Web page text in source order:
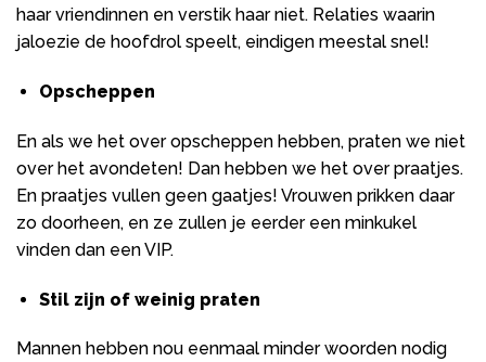
haar vriendinnen en verstik haar niet. Relaties waarin
jaloezie de hoofdrol speelt, eindigen meestal snel!
Opscheppen
En als we het over opscheppen hebben, praten we niet
over het avondeten! Dan hebben we het over praatjes.
En praatjes vullen geen gaatjes! Vrouwen prikken daar
zo doorheen, en ze zullen je eerder een minkukel
vinden dan een VIP.
Stil zijn of weinig praten
Mannen hebben nou eenmaal minder woorden nodig